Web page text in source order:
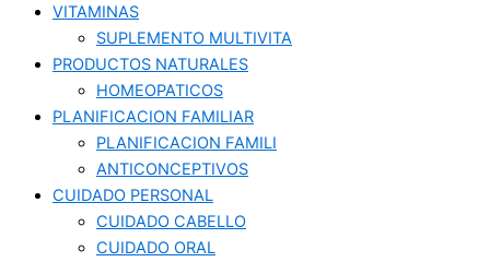
VITAMINAS
SUPLEMENTO MULTIVITA
PRODUCTOS NATURALES
HOMEOPATICOS
PLANIFICACION FAMILIAR
PLANIFICACION FAMILI
ANTICONCEPTIVOS
CUIDADO PERSONAL
CUIDADO CABELLO
CUIDADO ORAL